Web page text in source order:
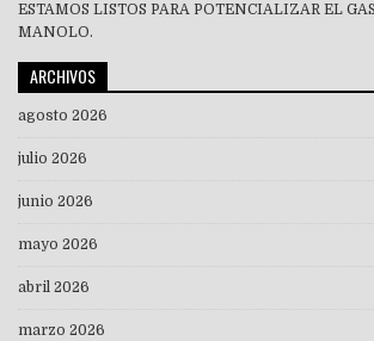
ESTAMOS LISTOS PARA POTENCIALIZAR EL
MANOLO.
ARCHIVOS
agosto 2026
julio 2026
junio 2026
mayo 2026
abril 2026
marzo 2026